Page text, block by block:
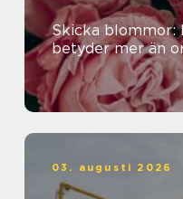
Skicka blommor:
betyder mer än
03. augusti 2026